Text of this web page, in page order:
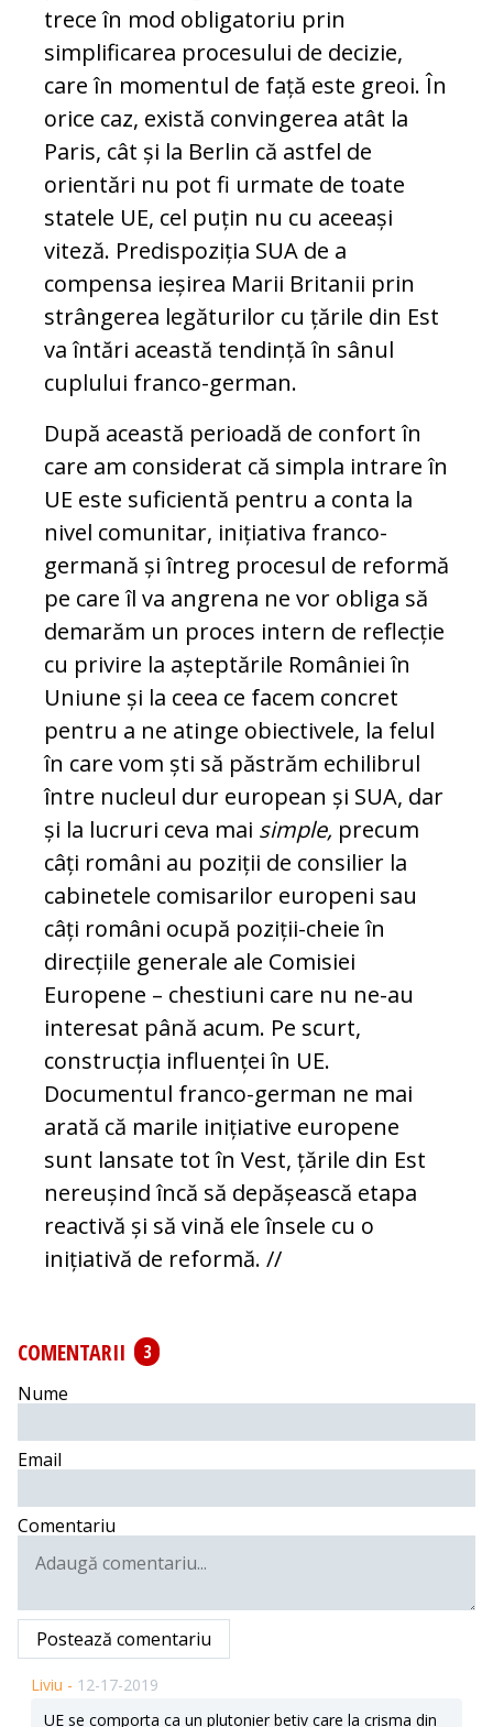
trece în mod obligatoriu prin
simplificarea procesului de decizie,
care în momentul de față este greoi. În
orice caz, există convingerea atât la
Paris, cât și la Berlin că astfel de
orientări nu pot fi urmate de toate
statele UE, cel puțin nu cu aceeași
viteză. Predispoziția SUA de a
compensa ieșirea Marii Britanii prin
strângerea legăturilor cu țările din Est
va întări această tendință în sânul
cuplului franco-german.
După această perioadă de confort în
care am considerat că simpla intrare în
UE este suficientă pentru a conta la
nivel comunitar, inițiativa franco-
germană și întreg procesul de reformă
pe care îl va angrena ne vor obliga să
demarăm un proces intern de reflecție
cu privire la așteptările României în
Uniune și la ceea ce facem concret
pentru a ne atinge obiectivele, la felul
în care vom ști să păstrăm echilibrul
între nucleul dur european și SUA, dar
și la lucruri ceva mai simple, precum
câți români au poziții de consilier la
cabinetele comisarilor europeni sau
câți români ocupă poziții-cheie în
direcțiile generale ale Comisiei
Europene – chestiuni care nu ne-au
interesat până acum. Pe scurt,
construcția influenței în UE.
Documentul franco-german ne mai
arată că marile inițiative europene
sunt lansate tot în Vest, țările din Est
nereușind încă să depășească etapa
reactivă și să vină ele însele cu o
inițiativă de reformă. //
COMENTARII
3
Nume
Email
Comentariu
Postează comentariu
Liviu - 12-17-2019
UE se comporta ca un plutonier betiv care la crisma din